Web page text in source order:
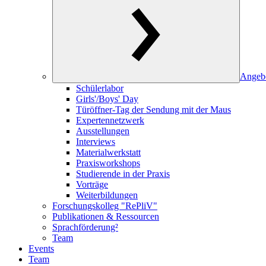
Schülerlabor
Girls'/Boys' Day
Türöffner-Tag der Sendung mit der Maus
Expertennetzwerk
Ausstellungen
Interviews
Materialwerkstatt
Praxisworkshops
Studierende in der Praxis
Vorträge
Weiterbildungen
Forschungskolleg "RePliV"
Publikationen & Ressourcen
Sprachförderung²
Team
Events
Team